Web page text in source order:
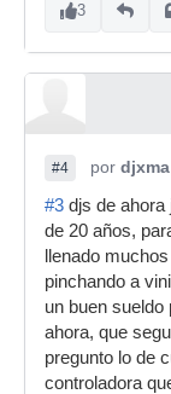
3
#4 por djxma
#3 djs de ahora
de 20 años,
llenado
pinchando a
un buen sueldo
ahora, que
pregunto lo de
controladora